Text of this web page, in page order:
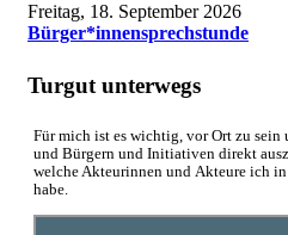
Freitag, 18. September 2026
Bürger*innensprechstunde
Turgut unterwegs
Für mich ist es wichtig, vor Ort zu
und Bürgern und Initiativen direkt
welche Akteurinnen und Akteure ich
habe.